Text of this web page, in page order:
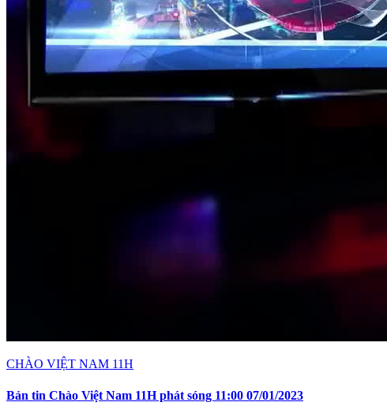
CHÀO VIỆT NAM 11H
Bản tin Chào Việt Nam 11H phát sóng 11:00 07/01/2023